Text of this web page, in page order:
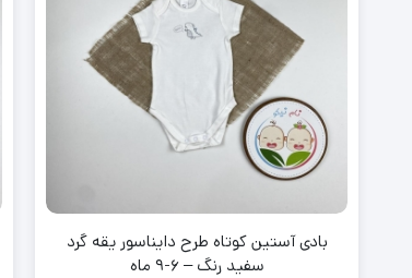
بادی آستین کوتاه طرح دایناسور یقه گرد
سفید رنگ – 6-9 ماه